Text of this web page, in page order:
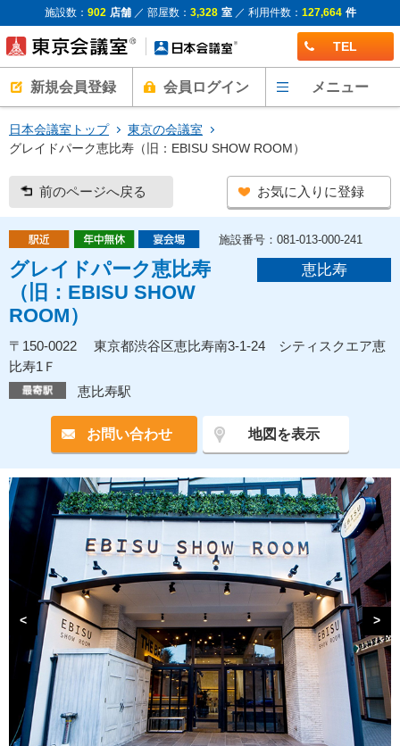
施設数： 902 店舗／ 部屋数： 3,328 室／ 利用件数： 127,664 件
TEL
新規会員登録 会員ログイン メニュー
日本会議室トップ
東京の会議室
グレイドパーク恵比寿（旧：EBISU SHOW ROOM）
前のページへ戻る お気に入りに登録
施設番号：081-013-000-241
グレイドパーク恵比寿
（旧：EBISU SHOW
ROOM）
恵比寿
〒150-0022 東京都渋谷区恵比寿南3-1-24 シティスクエア恵
比寿1Ｆ
恵比寿駅
お問い合わせ 地図を表示
< >